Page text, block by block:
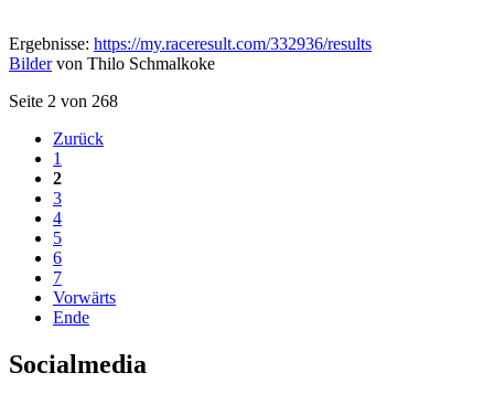
Ergebnisse: https://my.raceresult.com/332936/results
Bildervon Thilo Schmalkoke
Seite 2 von 268
Zurück
1
2
3
4
5
6
7
Vorwärts
Ende
Socialmedia